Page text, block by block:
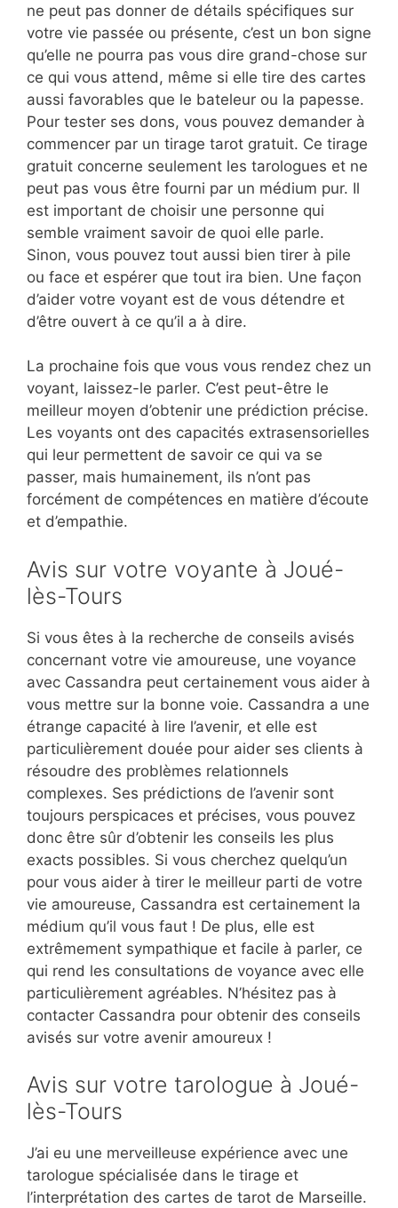
ne peut pas donner de détails spécifiques sur
votre vie passée ou présente, c’est un bon signe
qu’elle ne pourra pas vous dire grand-chose sur
ce qui vous attend, même si elle tire des cartes
aussi favorables que le bateleur ou la papesse.
Pour tester ses dons, vous pouvez demander à
commencer par un tirage tarot gratuit. Ce tirage
gratuit concerne seulement les tarologues et ne
peut pas vous être fourni par un médium pur. Il
est important de choisir une personne qui
semble vraiment savoir de quoi elle parle.
Sinon, vous pouvez tout aussi bien tirer à pile
ou face et espérer que tout ira bien. Une façon
d’aider votre voyant est de vous détendre et
d’être ouvert à ce qu’il a à dire.
La prochaine fois que vous vous rendez chez un
voyant, laissez-le parler. C’est peut-être le
meilleur moyen d’obtenir une prédiction précise.
Les voyants ont des capacités extrasensorielles
qui leur permettent de savoir ce qui va se
passer, mais humainement, ils n’ont pas
forcément de compétences en matière d’écoute
et d’empathie.
Avis sur votre voyante à Joué-
lès-Tours
Si vous êtes à la recherche de conseils avisés
concernant votre vie amoureuse, une voyance
avec Cassandra peut certainement vous aider à
vous mettre sur la bonne voie. Cassandra a une
étrange capacité à lire l’avenir, et elle est
particulièrement douée pour aider ses clients à
résoudre des problèmes relationnels
complexes. Ses prédictions de l’avenir sont
toujours perspicaces et précises, vous pouvez
donc être sûr d’obtenir les conseils les plus
exacts possibles. Si vous cherchez quelqu’un
pour vous aider à tirer le meilleur parti de votre
vie amoureuse, Cassandra est certainement la
médium qu’il vous faut ! De plus, elle est
extrêmement sympathique et facile à parler, ce
qui rend les consultations de voyance avec elle
particulièrement agréables. N’hésitez pas à
contacter Cassandra pour obtenir des conseils
avisés sur votre avenir amoureux !
Avis sur votre tarologue à Joué-
lès-Tours
J’ai eu une merveilleuse expérience avec une
tarologue spécialisée dans le tirage et
l’interprétation des cartes de tarot de Marseille.